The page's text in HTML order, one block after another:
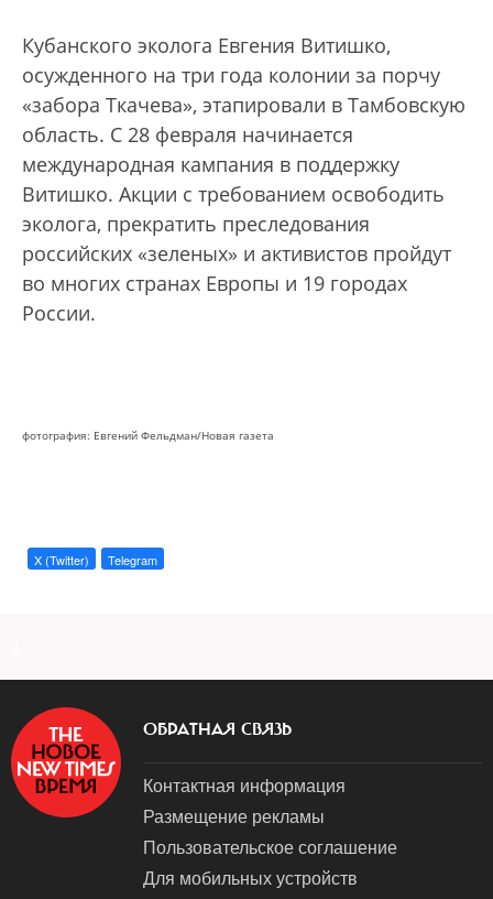
Кубанского эколога Евгения Витишко,
осужденного на три года колонии за порчу
«забора Ткачева», этапировали в Тамбовскую
область. С 28 февраля начинается
международная кампания в поддержку
Витишко. Акции с требованием освободить
эколога, прекратить преследования
российских «зеленых» и активистов пройдут
во многих странах Европы и 19 городах
России.
фотография: Евгений Фельдман/Новая газета
X (Twitter) Telegram
ОБРАТНАЯ СВЯЗЬ
Контактная информация
Размещение рекламы
Пользовательское соглашение
Для мобильных устройств